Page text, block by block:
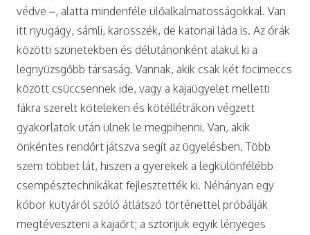
védve –, alatta mindenféle ülőalkalmatosságokkal. Van
itt nyugágy, sámli, karosszék, de katonai láda is. Az órák
közötti szünetekben és délutánonként alakul ki a
legnyüzsgőbb társaság. Vannak, akik csak két focimeccs
között csüccsennek ide, vagy a kajaügyelet melletti
fákra szerelt köteleken és kötéllétrákon végzett
gyakorlatok után ülnek le megpihenni. Van, akik
önkéntes rendőrt játszva segít az ügyelésben. Több
szem többet lát, hiszen a gyerekek a legkülönfélébb
csempésztechnikákat fejlesztették ki. Néhányan egy
kóbor kutyáról szóló átlátszó történettel próbálják
megtéveszteni a kajaőrt; a sztorijuk egyik lényeges